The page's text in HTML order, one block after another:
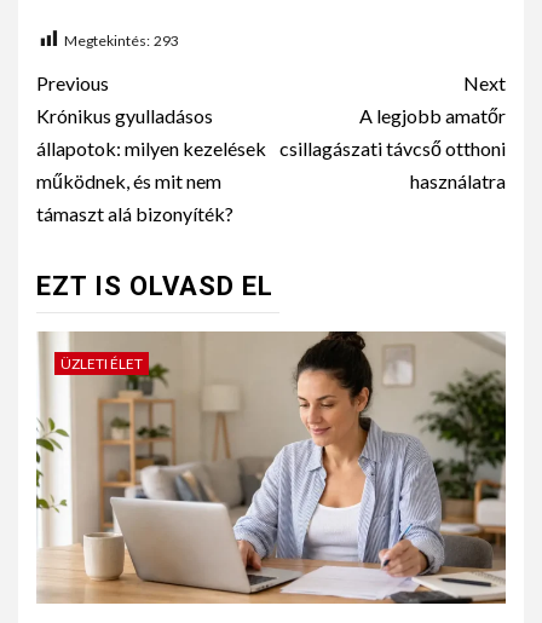
Megtekintés: 293
Previous
Krónikus gyulladásos
állapotok: milyen kezelések
működnek, és mit nem
támaszt alá bizonyíték?
Next
A legjobb amatőr
csillagászati távcső otthoni
használatra
EZT IS OLVASD EL
ÜZLETI ÉLET